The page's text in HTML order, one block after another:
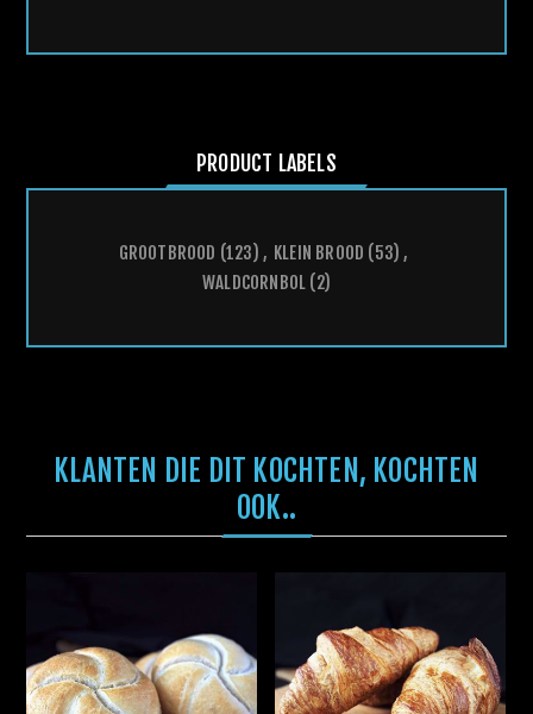
PRODUCT LABELS
GROOTBROOD (123) , KLEIN BROOD (53) ,
WALDCORNBOL (2)
KLANTEN DIE DIT KOCHTEN, KOCHTEN
OOK..